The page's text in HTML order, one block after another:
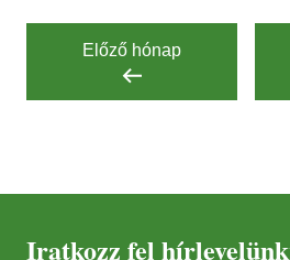
Előző hónap
Iratkozz fel